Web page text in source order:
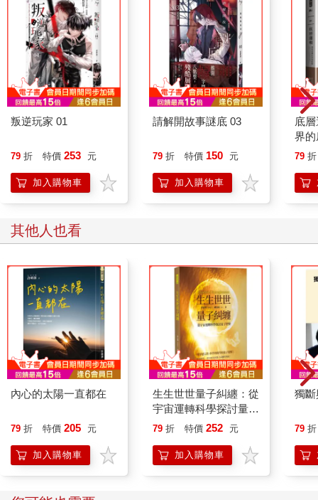
叛逆玩家 01
79 折 特價 253 元
加入購物車
請解開故事謎底 03
79 折 特價 150 元
加入購物車
底
界
79 折
其他人也看
內心的太陽一直都在
79 折 特價 205 元
加入購物車
生生世世量子糾纏：從
宇宙運轉科學探討量子
世界
79 折 特價 252 元
加入購物車
獨
79 折